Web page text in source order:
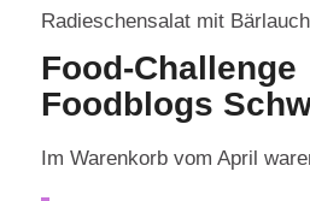
Radieschensalat mit
Food-
Foodblogs
Im Warenkorb vom April